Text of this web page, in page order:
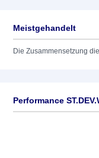
Meistgehandelt
Die Zusammensetzung
Performance